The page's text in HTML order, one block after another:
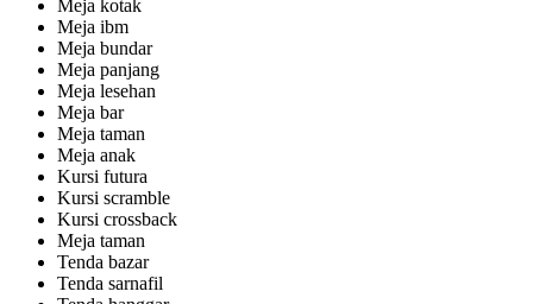
Meja kotak
Meja ibm
Meja bundar
Meja panjang
Meja lesehan
Meja bar
Meja taman
Meja anak
Kursi futura
Kursi scramble
Kursi crossback
Meja taman
Tenda bazar
Tenda sarnafil